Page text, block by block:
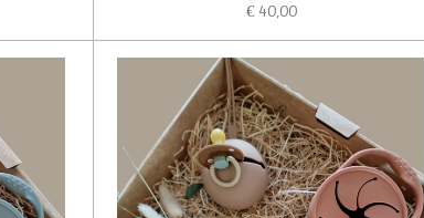
€ 40,00